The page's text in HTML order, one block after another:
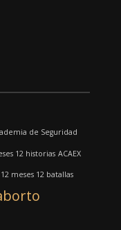
de Seguridad
12 historias ACAEX
12 meses 12 batallas